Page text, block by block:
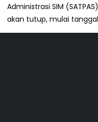
Administrasi SIM
akan tutup, mulai